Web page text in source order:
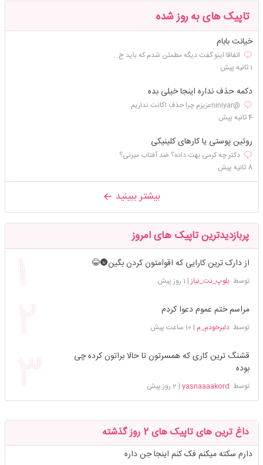
تاپیک های به روز شده
خیانت بابام
اتفاقا اینو گفت دیگه مطمئن شدم که باید ج...
1 ثانیه پیش
دکمه حذف نداره اینجا خیلی بده
@niniyarعزیزم چرا حذف اکانت نداریم
4 ثانیه پیش
روتین پوستی یا کارهای کلینیکی
دکتر چه کرمی بهت داده؟ ضد آفتاب میزنی؟
8 ثانیه پیش
بیشتر ببینید
پربازدیدترین تاپیک های امروز
از دارک ترین کارایی که اقوامتون کردن بگین🌚😂
توسطبلوپ_نت_نیاز | 1 روز پیش
مراسم ختم عموم دعوا کردم
توسطدلبرخودم_م | 10 ساعت پیش
قشنگ ترین کاری که همسرتون تا حالا براتون کرده چی
بوده
توسط yasnaaaakord
| 2 روز پیش
داغ ترین های تاپیک های 2 روز گذشته
دارم سکته میکنم فک کنم اینجا جن داره